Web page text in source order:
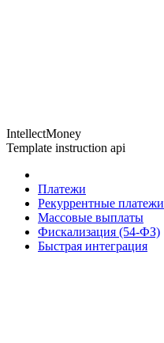
IntellectMoney
Template instruction api
Платежи
Рекуррентные платежи
Массовые выплаты
Фискализация (54-ФЗ)
Быстрая интеграция